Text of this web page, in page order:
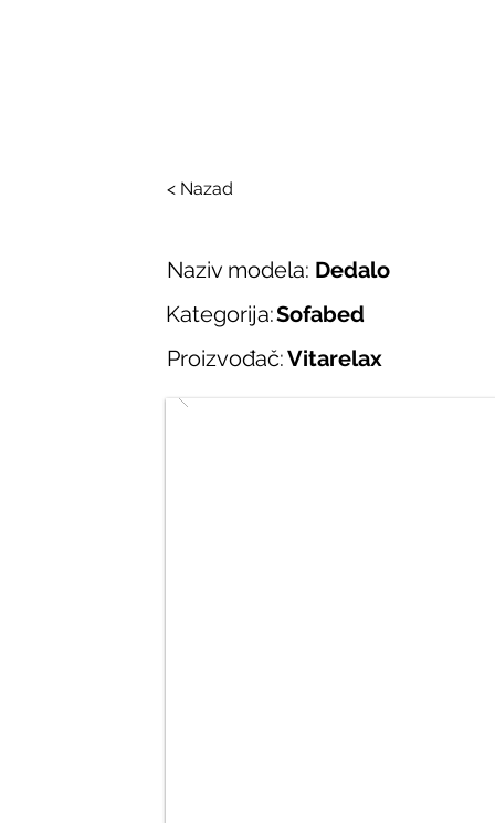
< Nazad
Naziv modela: Dedalo
Kategorija:Sofabed
Proizvođač:Vitarelax